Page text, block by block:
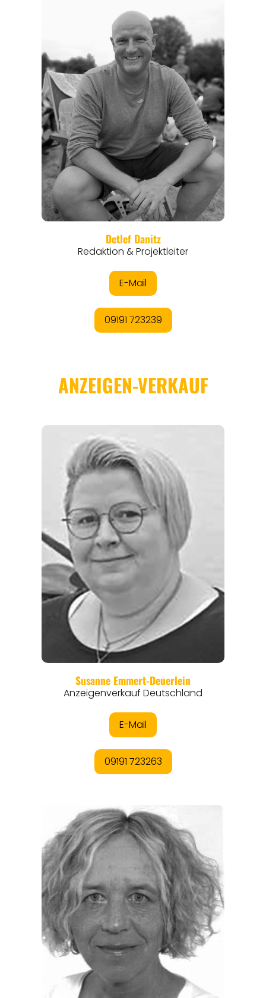
REGIONEN
ORTE
EVENTS
REISEFÜHRER
REISEMAGAZINE